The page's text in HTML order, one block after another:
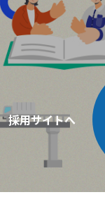
採用サイトへ